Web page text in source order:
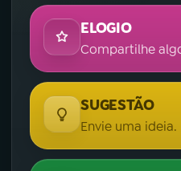
ELOGIO
Compartilhe
SUGESTÃO
Envie uma ideia.